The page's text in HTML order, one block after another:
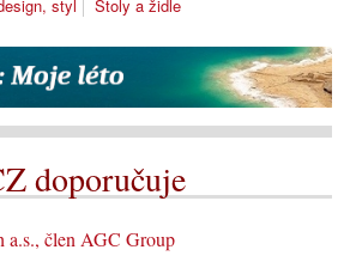
styl Stoly a židle
doporučuje
a.s., člen AGC Group